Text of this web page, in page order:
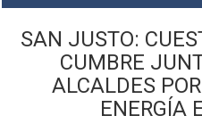
SAN JUSTO:
CUMBRE
ALCALDES
ENERGÍA